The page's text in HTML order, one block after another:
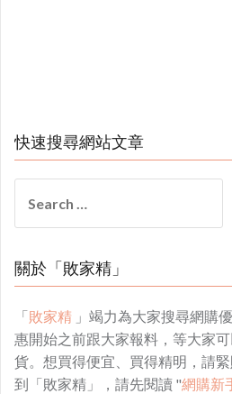
快速搜尋網站文章
for:
關於「敗家精」
「敗家精 」竭力為大家搜尋網購
惠開始之前跟大家報料，等大家
貨。想買得便宜、買得精明，請
到「敗家精」，請先閱讀 "網購新